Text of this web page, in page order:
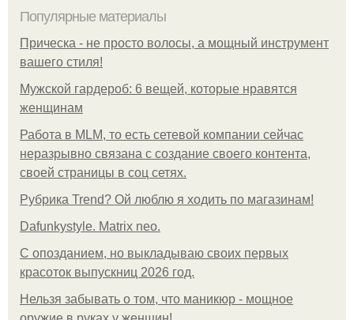
Популярные материалы
Прическа - не просто волосы, а мощный инструмент
вашего стиля!
Мужской гардероб: 6 вещей, которые нравятся
женщинам
Работа в MLM, то есть сетевой компании сейчас
неразрывно связана с создание своего контента,
своей страницы в соц сетях.
Рубрика Trend? Ой люблю я ходить по магазинам!
Dafunkystyle. Matrix neo.
С опозданием, но выкладываю своих первых
красоток выпускниц 2026 год.
Нельзя забывать о том, что маникюр - мощное